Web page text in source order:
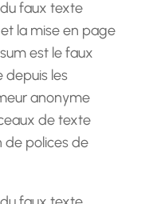
faux texte
la mise en page
est le faux
depuis les
anonyme
de texte
de polices de